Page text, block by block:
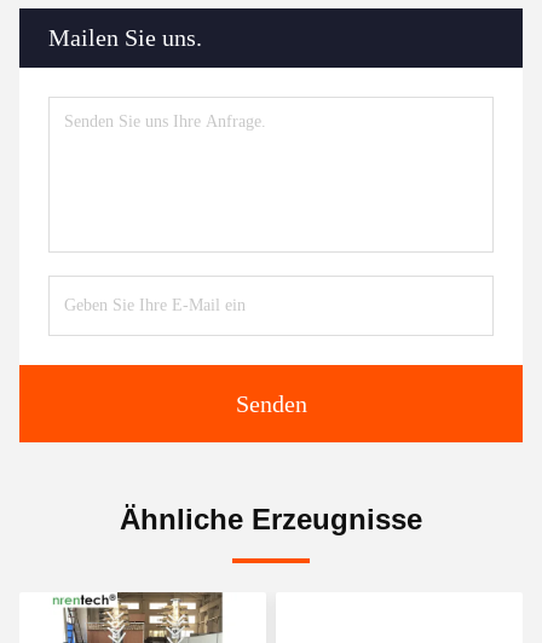
Mailen Sie uns.
Senden
Ähnliche Erzeugnisse